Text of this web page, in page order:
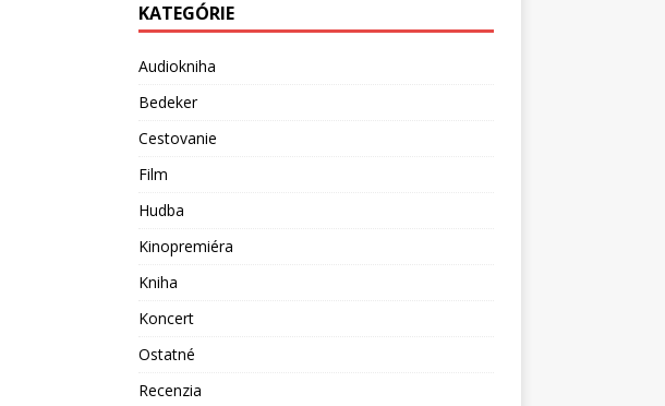
KATEGÓRIE
Audiokniha
Bedeker
Cestovanie
Film
Hudba
Kinopremiéra
Kniha
Koncert
Ostatné
Recenzia